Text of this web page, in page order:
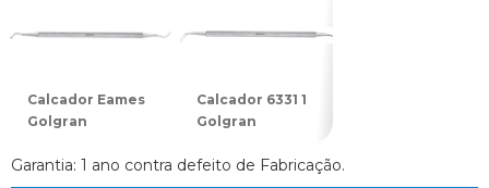
Calcador Eames
Golgran
Calcador 6331 1
Golgran
Garantia: 1 ano contra defeito de Fabricação.